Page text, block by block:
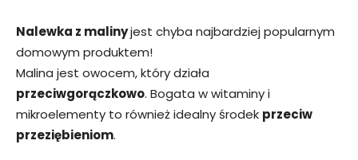
Nalewka z malinyjest chyba najbardziej popularnym
domowym produktem!
Malina jest owocem, który działa
przeciwgorączkowo. Bogata w witaminy i
mikroelementy to również idealny środek przeciw
przeziębieniom.